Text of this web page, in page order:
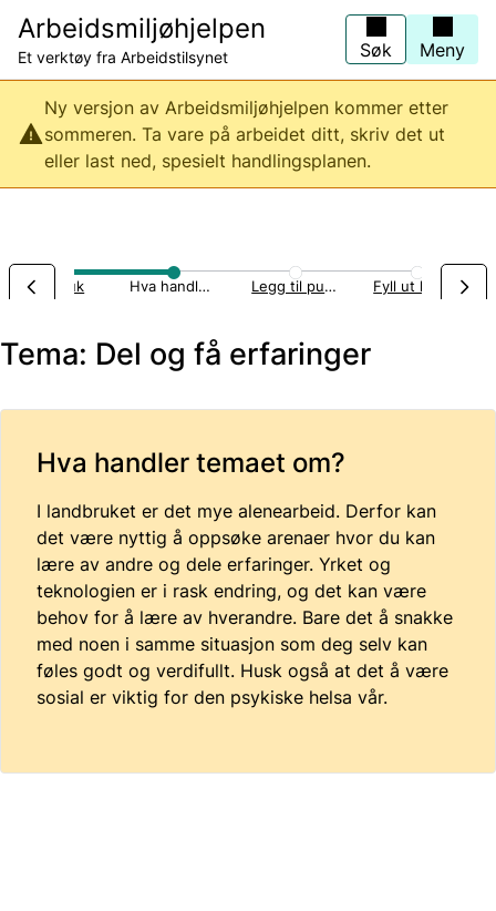
hovedinnhold
Arbeidsmiljøhjelpen
Et verktøy fra Arbeidstilsynet Søk Meny
Ny versjon av Arbeidsmiljøhjelpen kommer etter
sommeren. Ta vare på arbeidet ditt, skriv det ut
eller last ned, spesielt handlingsplanen.
Landbruk Hva handler temaet om? Legg til punkter
Tema: Del og få erfaringer
Hva handler temaet om?
I landbruket er det mye alenearbeid. Derfor kan
det være nyttig å oppsøke arenaer hvor du kan
lære av andre og dele erfaringer. Yrket og
teknologien er i rask endring, og det kan være
behov for å lære av hverandre. Bare det å snakke
med noen i samme situasjon som deg selv kan
føles godt og verdifullt. Husk også at det å være
sosial er viktig for den psykiske helsa vår.